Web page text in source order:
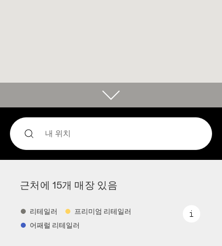
근처에 15개 매장 있음
리테일러
프리미엄 리테일러
어패럴 리테일러